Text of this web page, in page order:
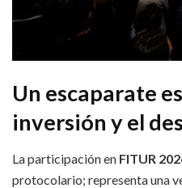
Un escaparate
inversión y el
La participación en FITUR
protocolario; representa una